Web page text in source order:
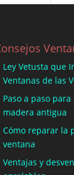
Ley Vetusta que
Ventanas de las
Paso a paso
madera antigua
Cómo reparar la
ventana
Ventajas y